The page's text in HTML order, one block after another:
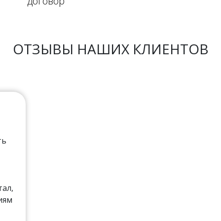
ОТЗЫВЫ НАШИХ КЛИЕНТОВ